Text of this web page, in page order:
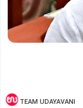
TEAM UDAYAVANI